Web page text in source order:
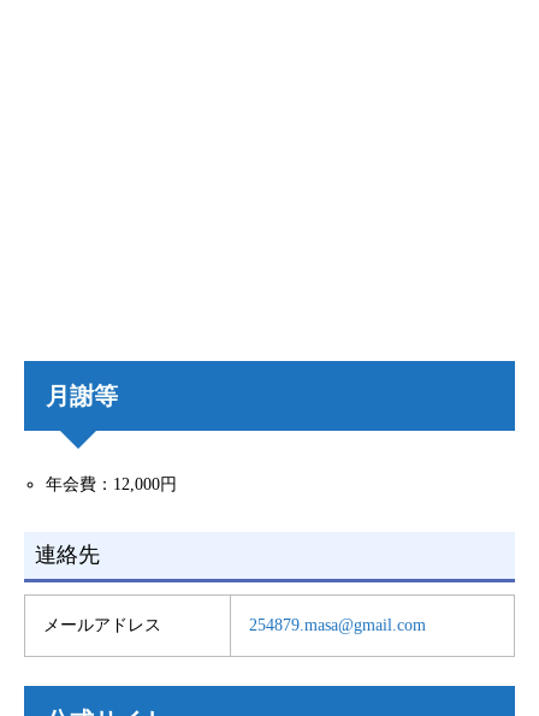
月謝等
年会費：12,000円
連絡先
メールアドレス 254879.masa@gmail.com